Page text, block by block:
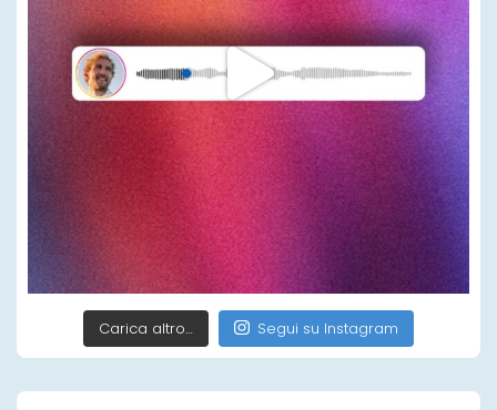
Carica altro… Segui su Instagram